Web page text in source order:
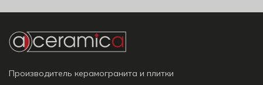
Производитель керамогранита и плитки